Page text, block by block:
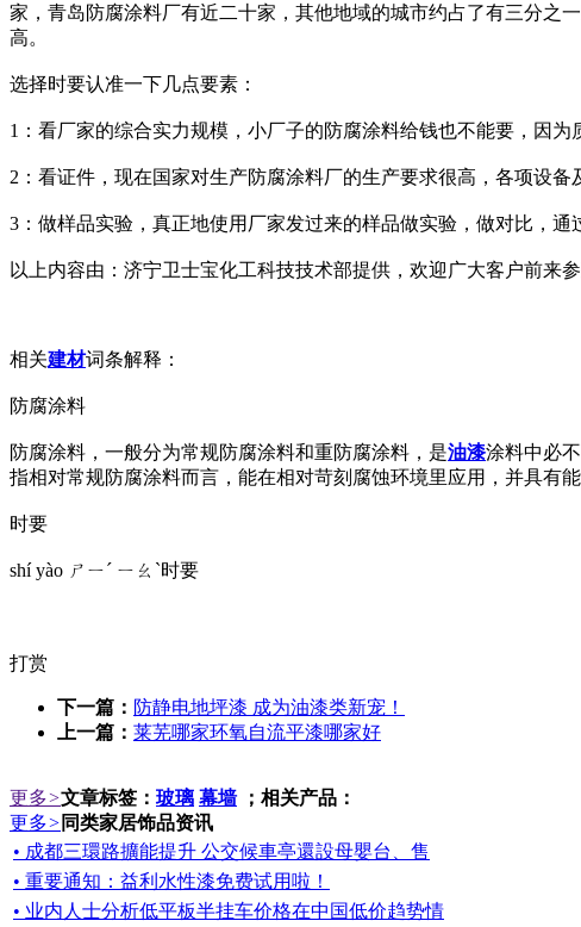
家，青岛防腐涂料厂有近二十家，其他地域的城市约占了有三分之
高。
选择时要认准一下几点要素：
1：看厂家的综合实力规模，小厂子的防腐涂料给钱也不能要，因
2：看证件，现在国家对生产防腐涂料厂的生产要求很高，各项设
3：做样品实验，真正地使用厂家发过来的样品做实验，做对比，
以上内容由：济宁卫士宝化工科技技术部提供，欢迎广大客户前来
相关建材词条解释：
防腐涂料
防腐涂料，一般分为常规防腐涂料和重防腐涂料，是油漆涂料中必
指相对常规防腐涂料而言，能在相对苛刻腐蚀环境里应用，并具有
时要
shí yào ㄕㄧˊ ㄧㄠˋ时要
打赏
下一篇： 防静电地坪漆 成为油漆类新宠！
上一篇： 莱芜哪家环氧自流平漆哪家好
更多>文章标签： 玻璃 幕墙；相关产品：
更多> 同类家居饰品资讯
• 成都三環路擴能提升 公交候車亭還設母嬰台、售
• 重要通知：益利水性漆免费试用啦！
• 业内人士分析低平板半挂车价格在中国低价趋势情